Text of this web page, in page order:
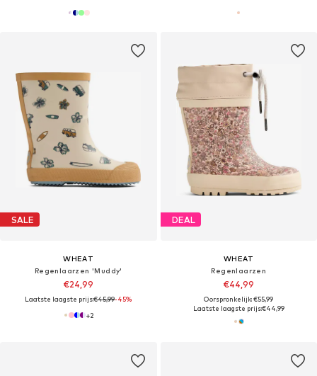
SALE
WHEAT
Regenlaarzen 'Muddy'
€24,99
Laatste laagste prijs:€45,99-45%
+2
DEAL
WHEAT
Regenlaarzen
€44,99
Oorspronkelijk: €55,99
Laatste laagste prijs:€44,99